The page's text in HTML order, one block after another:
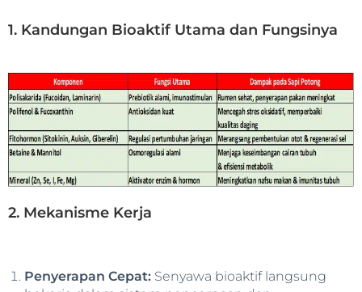
1. Kandungan Bioaktif Utama dan Fungsinya
2. Mekanisme Kerja
Penyerapan Cepat: Senyawa bioaktif langsung